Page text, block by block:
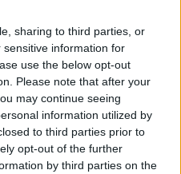
sharing to third parties, or
information for
use the below opt-out
Please note that after your
may continue seeing
information utilized by
to third parties prior to
opt-out of the further
by third parties on the
para maternidad,
infantiles,
embarazo, el
con cáncer o
acabar con la
líneas de